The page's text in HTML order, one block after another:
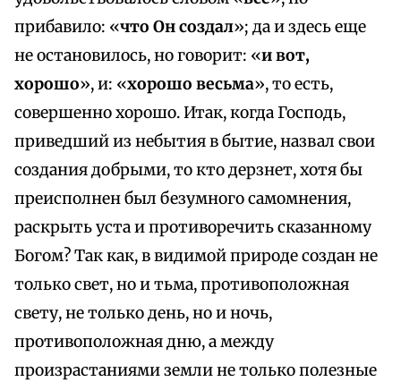
прибавило: «что Он создал»; да и здесь еще
не остановилось, но говорит: «и вот,
хорошо», и: «хорошо весьма», то есть,
совершенно хорошо. Итак, когда Господь,
приведший из небытия в бытие, назвал свои
создания добрыми, то кто дерзнет, хотя бы
преисполнен был безумного самомнения,
раскрыть уста и противоречить сказанному
Богом? Так как, в видимой природе создан не
только свет, но и тьма, противоположная
свету, не только день, но и ночь,
противоположная дню, а между
произрастаниями земли не только полезные